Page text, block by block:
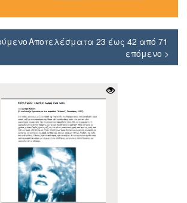
Αποτελέσματα 23 έως 42 από 71
επόμενο >